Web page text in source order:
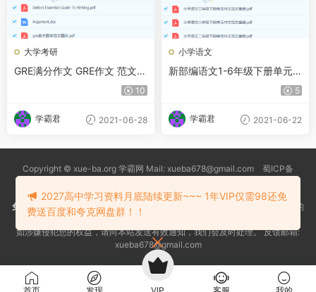
大学考研
GRE满分作文 GRE作文 范文百
10
学霸君 2021-06-28
小学语文
新部编语文1-6年级下册单元
5
学霸君 2021-06-22
Copyright © xue-ba.org 学霸网 Mail: xueba678@gmail.com 蜀ICP备
常见问题
更新日志 忘记密码本站推荐浏览器：Edge浏览器
免责声明：本站资源均搜索自互联网和网友分享,仅供大家学习交流,不对资料的
真实性和安全性负责！
如涉嫌侵犯您的权益，请向本站发送有效通知，我们会及时处理。 反馈邮箱:
xueba678@gmail.com
2027高中学习资料月底陆续更新~~~ 1年VIP仅需98还免
费送百度和夸克网盘群！！